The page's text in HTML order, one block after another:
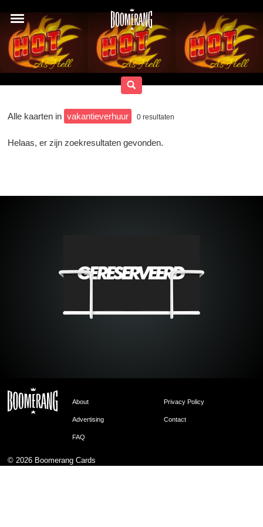
Alle kaarten in vakantieverhuur 0 resultaten
Helaas, er zijn zoekresultaten gevonden.
About Privacy Policy
Advertising Contact
FAQ
© 2026 Boomerang Cards